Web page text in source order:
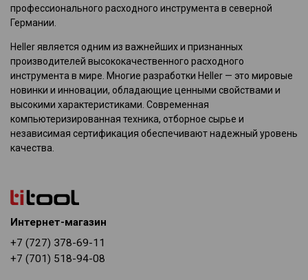
профессионального расходного инструмента в северной
Германии.
Heller является одним из важнейших и признанных
производителей высококачественного расходного
инструмента в мире. Многие разработки Heller — это мировые
новинки и инновации, обладающие ценными свойствами и
высокими характеристиками. Современная
компьютеризированная техника, отборное сырье и
независимая сертификация обеспечивают надежный уровень
качества.
Интернет-магазин
+7 (727) 378-69-11
+7 (701) 518-94-08